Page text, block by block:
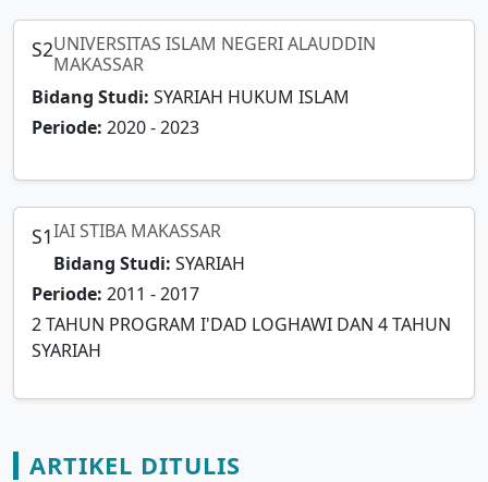
S2UNIVERSITAS ISLAM NEGERI ALAUDDIN
MAKASSAR
Bidang Studi: SYARIAH HUKUM ISLAM
Periode: 2020 - 2023
S1IAI STIBA MAKASSAR
Bidang Studi: SYARIAH
Periode: 2011 - 2017
2 TAHUN PROGRAM I'DAD LOGHAWI DAN 4 TAHUN
SYARIAH
ARTIKEL DITULIS